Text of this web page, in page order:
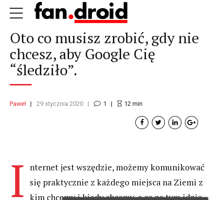
Oto co musisz zrobić, gdy nie
chcesz, aby Google Cię
“śledziło”.
Paweł 29 stycznia 2020 1 12min
I
nternet jest wszędzie, możemy komunikować
się praktycznie z każdego miejsca na Ziemi z
kim chcemy i kiedy chcemy, a co za tym idzie